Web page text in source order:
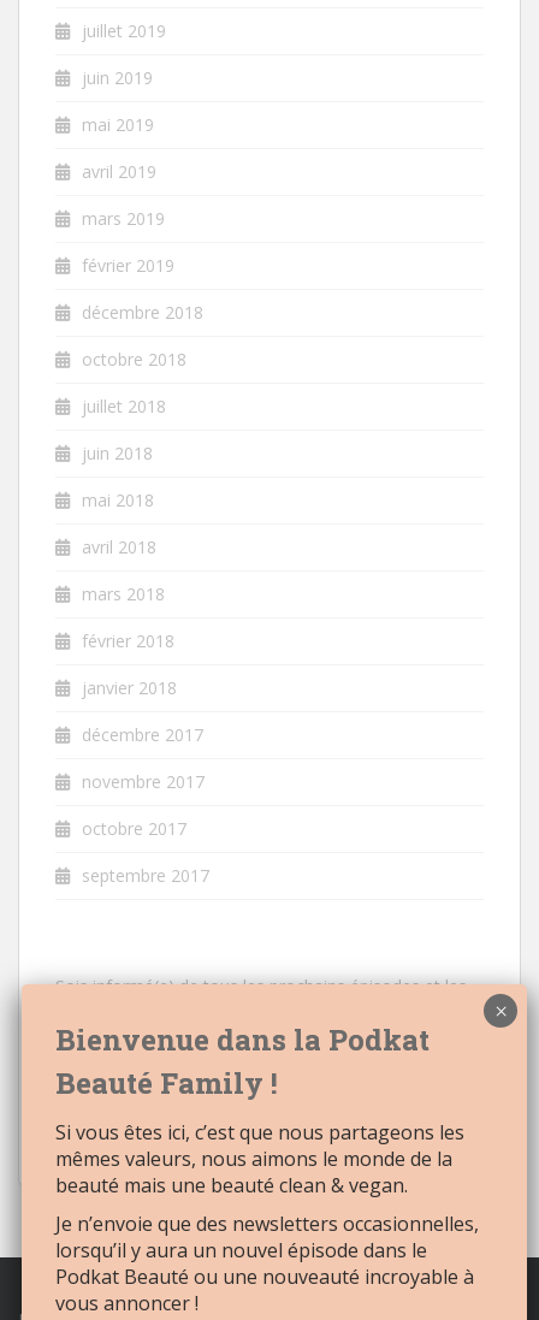
juillet 2019
juin 2019
mai 2019
avril 2019
mars 2019
février 2019
décembre 2018
octobre 2018
juillet 2018
juin 2018
mai 2018
avril 2018
mars 2018
février 2018
janvier 2018
décembre 2017
novembre 2017
octobre 2017
septembre 2017
Sois informé(e) de tous les prochains épisodes et les
Si vous êtes ici, c’est que nous partageons les
mêmes valeurs, nous aimons le monde de la
beauté mais une beauté clean & vegan.
Je n’envoie que des newsletters occasionnelles,
lorsqu’il y aura un nouvel épisode dans le
Podkat Beauté ou une nouveauté incroyable à
vous annoncer !